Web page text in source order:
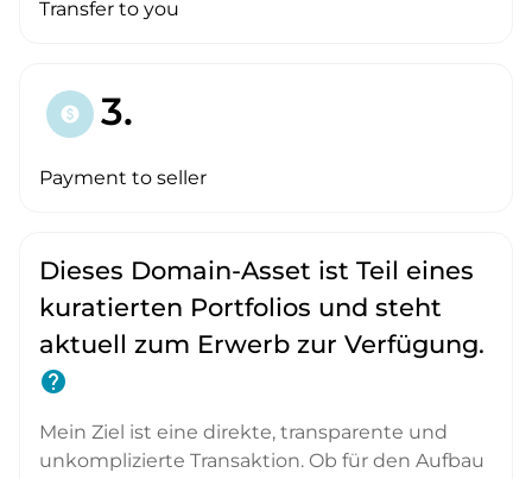
Transfer to you
paid 3.
Payment to seller
Dieses Domain-Asset ist Teil eines
kuratierten Portfolios und steht
aktuell zum Erwerb zur Verfügung.
help
Mein Ziel ist eine direkte, transparente und
unkomplizierte Transaktion. Ob für den Aufbau